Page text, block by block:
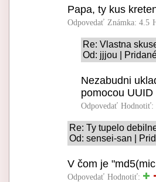
Papa, ty kus
Odpovedať Známka: 4.5
Re: Vlastna
Od: jjjou |
Nezabudni
pomocou UUID
Odpovedať Hodnotiť:
Re: Ty tupelo
Od: sensei-san |
V čom je
Odpovedať Hodnotiť: